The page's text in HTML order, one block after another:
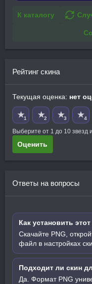
К каталогу
Рейтинг скина
Текущая оценка: нет
★1 ★2 ★3 ★4
Выберите от 1 до 10 звезд
Оценить
Ответы на вопросы
Как установить
Скачайте PNG,
файл в настройках
Подходит ли скин
Да. Формат PNG